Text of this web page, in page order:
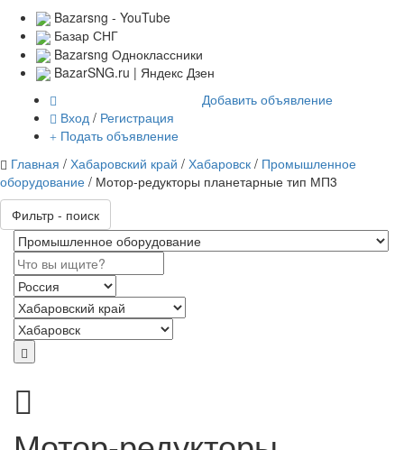
Bazarsng - YouTube
Базар СНГ
Bazarsng Одноклассники
BazarSNG.ru | Яндекс Дзен
Вход / Регистрация
Подать объявление
Добавить объявление
Главная / Хабаровский край / Хабаровск / Промышленное
оборудование / Мотор-редукторы планетарные тип МП3
Фильтр - поиск